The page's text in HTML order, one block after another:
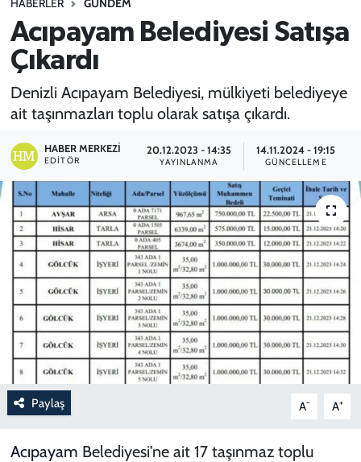
HABERLER GÜNDEM
Acıpayam Belediyesi Satışa
Çıkardı
Denizli Acıpayam Belediyesi, mülkiyeti belediyeye
ait taşınmazları toplu olarak satışa çıkardı.
HABER MERKEZI
EDITÖR
20.12.2023 - 14:35
YAYINLANMA
14.11.2024 - 19:15
GÜNCELLEME
Paylaş A- A+
Acıpayam Belediyesi’ne ait 17 taşınmaz toplu
SPOR
TEKNOLOJİ
YAŞAM